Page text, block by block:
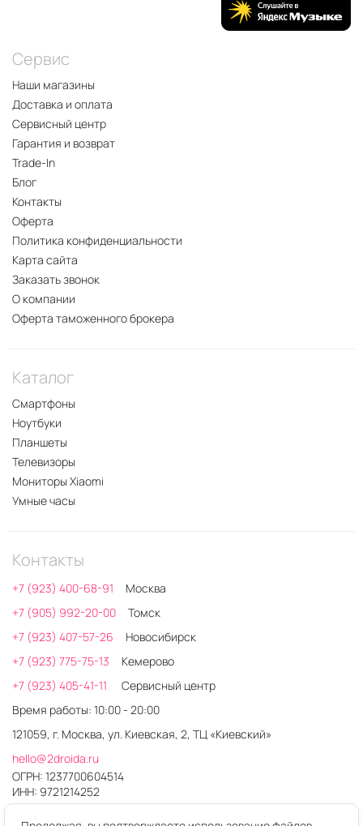
Сервис
Наши магазины
Доставка и оплата
Сервисный центр
Гарантия и возврат
Trade-In
Блог
Контакты
Оферта
Политика конфиденциальности
Карта сайта
Заказать звонок
О компании
Оферта таможенного брокера
Каталог
Смартфоны
Ноутбуки
Планшеты
Телевизоры
Мониторы Xiaomi
Умные часы
Контакты
+7 (923) 400-68-91
Москва
+7 (905) 992-20-00
Томск
+7 (923) 407-57-26
Новосибирск
+7 (923) 775-75-13
Кемерово
+7 (923) 405-41-11
Сервисный центр
Время работы: 10:00 - 20:00
121059, г. Москва, ул. Киевская, 2, ТЦ «Киевский»
hello@2droida.ru
ОГРН: 1237700604514
ИНН: 9721214252